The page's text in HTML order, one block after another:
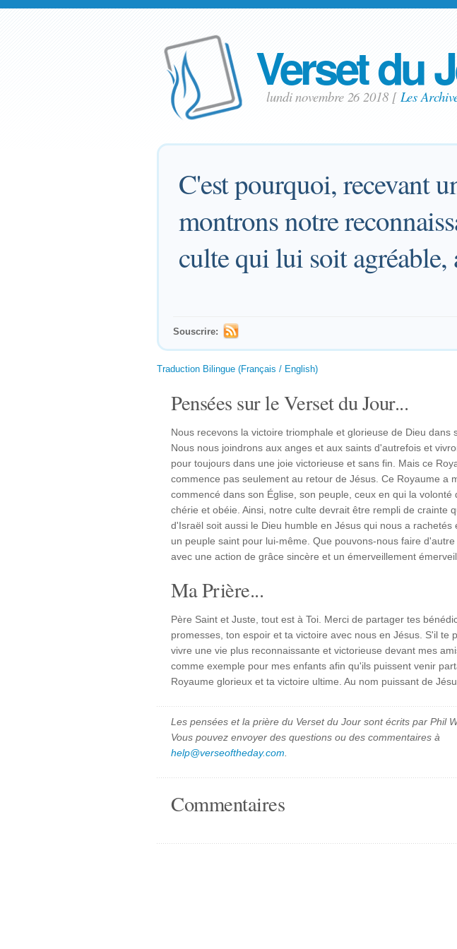
Verset du
lundi novembre 26 2018 [ Les
C'est pourquoi, recevant
montrons notre
culte qui lui soit agréable,
Souscrire:
Traduction Bilingue (Français / English)
Pensées sur le Verset du Jour...
Nous recevons la victoire triomphale et glorieuse de Dieu dans
Nous nous joindrons aux anges et aux saints d'autrefois et
pour toujours dans une joie victorieuse et sans fin. Mais ce
commence pas seulement au retour de Jésus. Ce Royaume a
commencé dans son Église, son peuple, ceux en qui la volonté
chérie et obéie. Ainsi, notre culte devrait être rempli de crainte
d'Israël soit aussi le Dieu humble en Jésus qui nous a rachetés
un peuple saint pour lui-même. Que pouvons-nous faire
avec une action de grâce sincère et un émerveillement
Ma Prière...
Père Saint et Juste, tout est à Toi. Merci de partager tes
promesses, ton espoir et ta victoire avec nous en Jésus. S'il te
vivre une vie plus reconnaissante et victorieuse devant mes
comme exemple pour mes enfants afin qu'ils puissent venir
Royaume glorieux et ta victoire ultime. Au nom puissant de
Les pensées et la prière du Verset du Jour sont écrits par Phil
Vous pouvez envoyer des questions ou des commentaires à
help@verseoftheday.com
Commentaires